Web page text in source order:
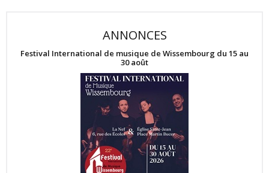
ANNONCES
Festival International de musique de Wissembourg du 15 au
30 août